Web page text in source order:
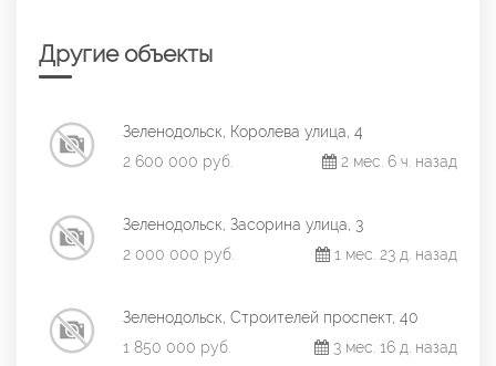
Другие объекты
Зеленодольск, Королева улица, 4
2 600 000 руб.
2 мес. 6 ч. назад
Зеленодольск, Засорина улица, 3
2 000 000 руб.
1 мес. 23 д. назад
Зеленодольск, Строителей проспект, 40
1 850 000 руб.
3 мес. 16 д. назад